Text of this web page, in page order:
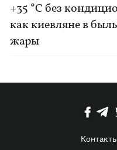
+35 °C без
как киевляне в
жары
Контакты